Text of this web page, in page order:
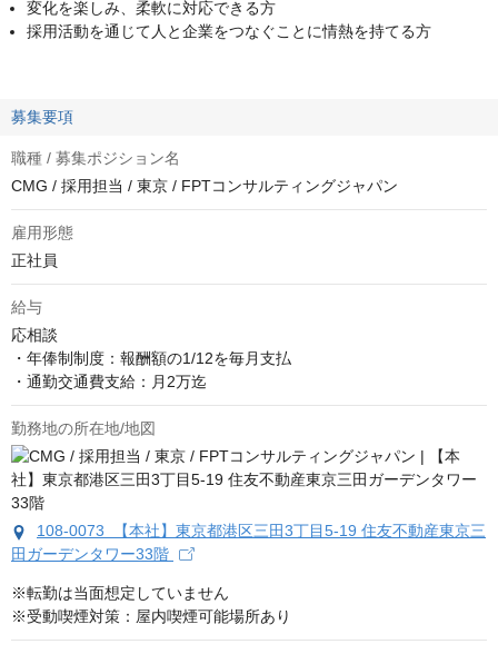
変化を楽しみ、柔軟に対応できる方
採用活動を通じて人と企業をつなぐことに情熱を持てる方
募集要項
職種 / 募集ポジション名
CMG / 採用担当 / 東京 / FPTコンサルティングジャパン
雇用形態
正社員
給与
応相談
・年俸制制度：報酬額の1/12を毎月支払
・通勤交通費支給：月2万迄
勤務地の所在地/地図
108-0073 【本社】東京都港区三田3丁目5-19 住友不動産東京三
田ガーデンタワー33階
※転勤は当面想定していません
※受動喫煙対策：屋内喫煙可能場所あり